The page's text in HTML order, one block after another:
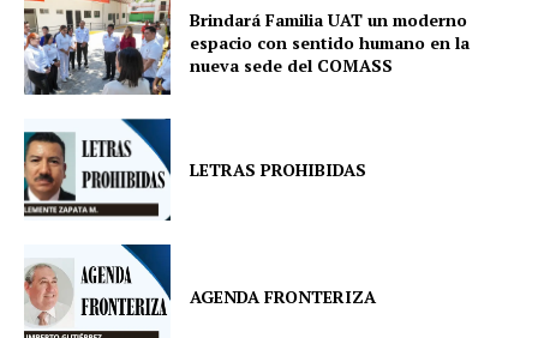
Brindará Familia UAT un moderno
espacio con sentido humano en la
nueva sede del COMASS
LETRAS PROHIBIDAS
AGENDA FRONTERIZA